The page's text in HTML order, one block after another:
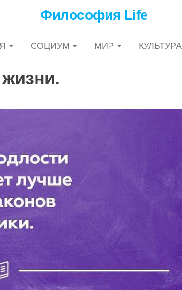
Философия Life
Я СОЦИУМ МИР КУЛЬТУРА